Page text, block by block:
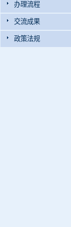
办理流程
交流成果
政策法规